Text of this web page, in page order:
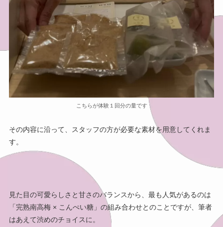
こちらが体験１回分の量です
その内容に沿って、スタッフの方が必要な素材を用意してくれま
す。
見た目の可愛らしさと甘さのバランスから、最も人気があるのは
「完熟南高梅 × こんぺい糖」の組み合わせとのことですが、筆者
はあえて渋めのチョイスに。